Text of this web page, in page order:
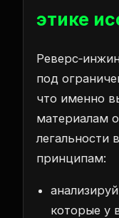
этике
под
что именно
материалам
легальности
принципам:
которые у